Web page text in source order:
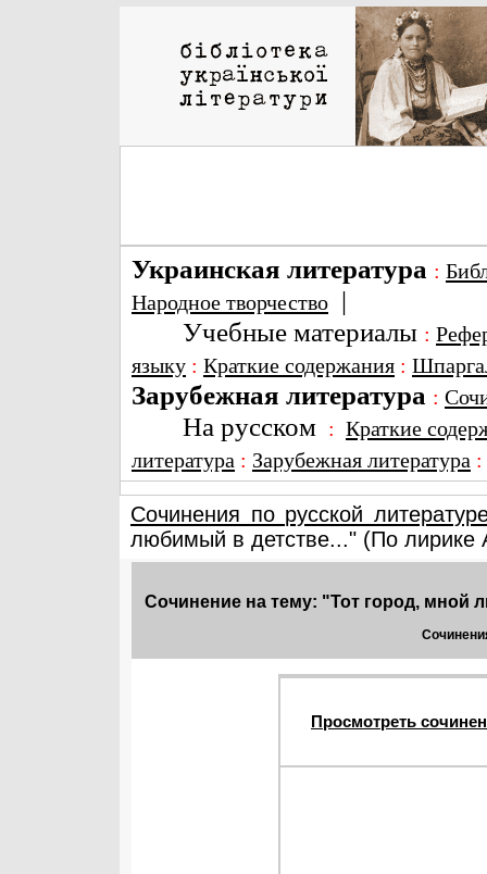
Украинская литература :
Народное творчество |
Учебные материалы :
языку : Краткие содержания :
Зарубежная литература :
На русском : Краткие
литература : Зарубежная литература
Сочинения по русской
любимый в детстве..." (По лирике
Сочинение на тему: "Тот город, мной
Просмотреть